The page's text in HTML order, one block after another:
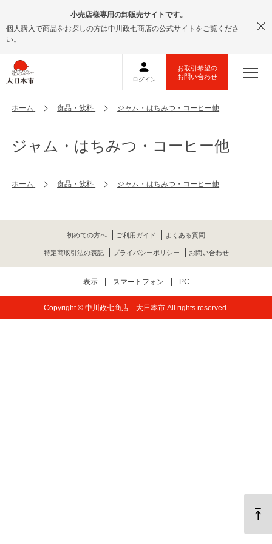
小売店様専用の卸販売サイトです。
個人購入で商品をお探しの方は中川政七商店の公式サイト をご覧くださ
い。
ホーム 食品・飲料 ジャム・はちみつ・コーヒー他
ジャム・はちみつ・コーヒー他
ホーム 食品・飲料 ジャム・はちみつ・コーヒー他
初めての方へ ご利用ガイド よくある質問
特定商取引法の表記 プライバシーポリシー お問い合わせ
表示 スマートフォン PC
Copyright © 中川政七商店 大日本市 All rights reserved.